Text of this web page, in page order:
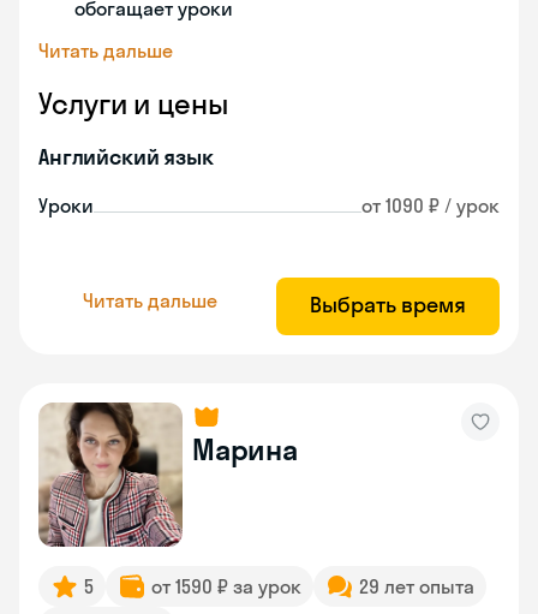
обогащает уроки
Читать дальше
Услуги и цены
Английский язык
Уроки от 1090 ₽ / урок
Читать дальше Выбрать время
Марина
5 от 1590 ₽ за урок
29 лет опыта